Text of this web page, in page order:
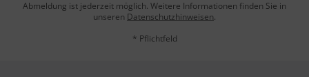
Abmeldung ist jederzeit möglich. Weitere Informationen finden Sie in
unseren Datenschutzhinweisen.
* Pflichtfeld